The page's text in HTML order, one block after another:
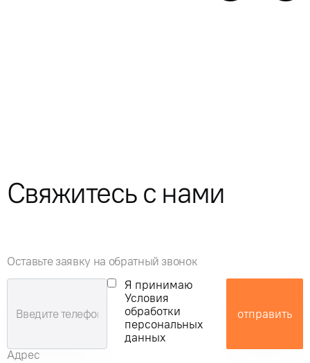
Свяжитесь с нами
Оставьте заявку на обратный звонок
Я принимаю
Условия
обработки
персональных
данных
отправить
Адрес